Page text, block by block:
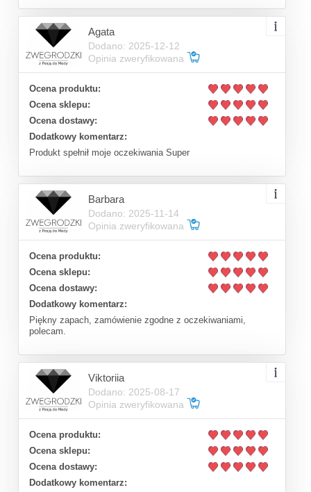
Agata
Dodano: 2025-12-12
Opinia zweryfikowana
Ocena produktu:
Ocena sklepu:
Ocena dostawy:
Dodatkowy komentarz:
Produkt spełnił moje oczekiwania Super
Barbara
Dodano: 2025-11-14
Opinia zweryfikowana
Ocena produktu:
Ocena sklepu:
Ocena dostawy:
Dodatkowy komentarz:
Piękny zapach, zamówienie zgodne z oczekiwaniami,
polecam.
Viktoriia
Dodano: 2025-08-17
Opinia zweryfikowana
Ocena produktu:
Ocena sklepu:
Ocena dostawy:
Dodatkowy komentarz: